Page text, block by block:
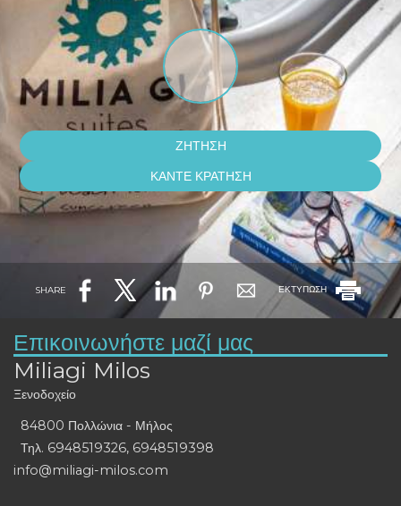
ΖΉΤΗΣΗ
ΚΆΝΤΕ ΚΡΆΤΗΣΗ
SHARE ΕΚΤΥΠΩΣΗ
Επικοινωνήστε μαζί μας
Miliagi Milos
Ξενοδοχείο
84800 Πολλώνια - Μήλος
Τηλ. 6948519326, 6948519398
info@miliagi-milos.com